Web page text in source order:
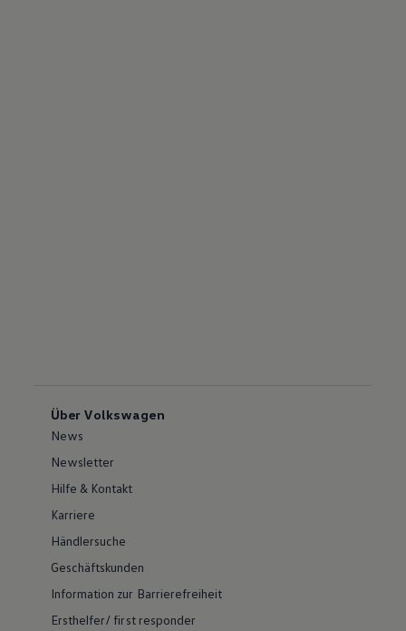
Über Volkswagen
News
Newsletter
Hilfe & Kontakt
Karriere
Händlersuche
Geschäftskunden
Information zur Barrierefreiheit
Ersthelfer/ first responder